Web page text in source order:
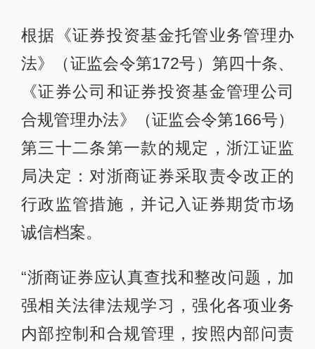
根据《证券投资基金托管业务管理办
法》（证监会令第172号）第四十条、
《证券公司和证券投资基金管理公司
合规管理办法》（证监会令第166号）
第三十二条第一款的规定，浙江证监
局决定：对浙商证券采取责令改正的
行政监管措施，并记入证券期货市场
诚信档案。
“浙商证券应认真查找和整改问题，加
强相关法律法规学习，强化各项业务
内部控制和合规管理，按照内部问责